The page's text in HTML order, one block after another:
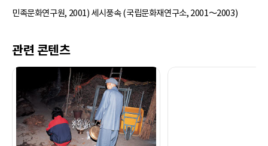
민족문화연구원, 2001) 세시풍속 (국립문화재연구소, 2001～2003)
관련 콘텐츠